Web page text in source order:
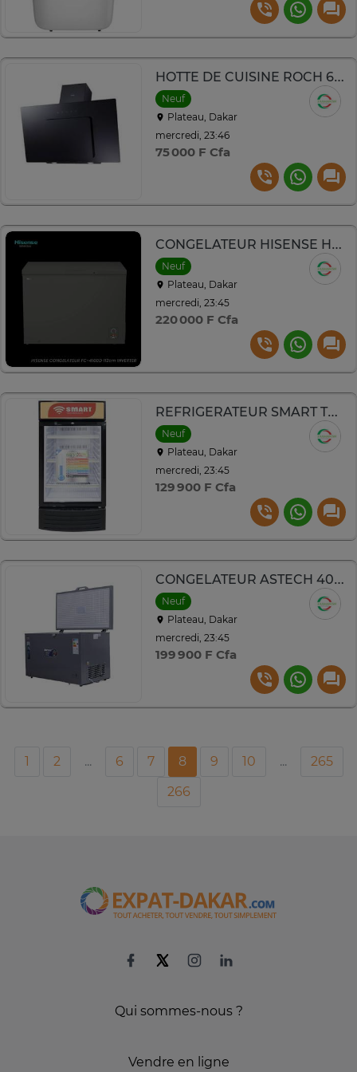
HOTTE DE CUISINE ROCH 60X60 NOIR RBH6018GLB
Neuf
Plateau, Dakar
mercredi, 23:46
75 000 F Cfa
CONGELATEUR HISENSE HORIZONTAL INVERTER GRIS 400l
Neuf
Plateau, Dakar
mercredi, 23:45
220 000 F Cfa
REFRIGERATEUR SMART TECHNOLOGY VITRINE 1PORTE 169L STCDV483
Neuf
Plateau, Dakar
mercredi, 23:45
129 900 F Cfa
CONGELATEUR ASTECH 400LITRES AVEC VITRE GRIS CH400GM
Neuf
Plateau, Dakar
mercredi, 23:45
199 900 F Cfa
1 2 ... 6 7 8 9 10 ...
265
266
Qui sommes-nous ?
Vendre en ligne